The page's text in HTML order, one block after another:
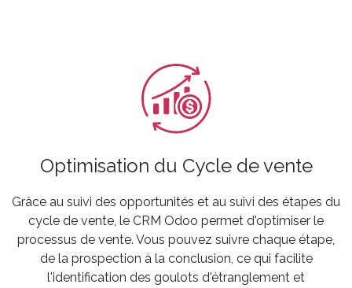
Optimisation du Cycle de vente
Grâce au suivi des opportunités et au suivi des étapes du
cycle de vente, le CRM Odoo permet d'optimiser le
processus de vente. Vous pouvez suivre chaque étape,
de la prospection à la conclusion, ce qui facilite
l'identification des goulots d'étranglement et